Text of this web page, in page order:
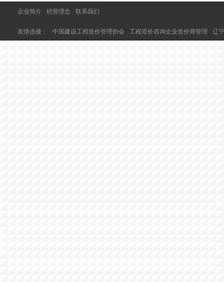
企业简介 经营理念 联系我们
友情连接： 中国建设工程造价管理协会 工程造价咨询企业造价师管理 辽